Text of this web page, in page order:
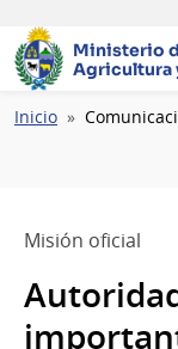
Ministerio
Agricultura
Ruta
Inicio
Misión oficial